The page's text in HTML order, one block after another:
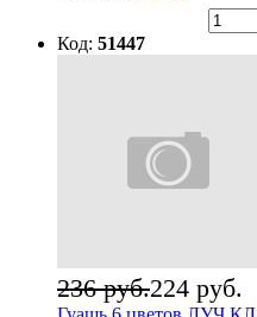
Код: 51447
224 руб.
236 руб.